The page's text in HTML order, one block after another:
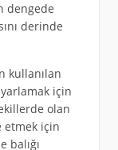
dengede
derinde
kullanılan
için
olan
etmek için
balığı